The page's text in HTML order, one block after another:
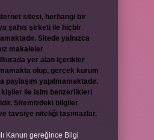
sitesi, herhangi bir
şahıs şirketi ile hiçbir
Sitede yalnızca
makaleler
Burada yer alan içerikler
olup, gerçek kurum
paylaşım yapılmamaktadır.
ile isim benzerlikleri
Sitemizdeki bilgiler
tavsiye niteliği taşımazlar.
Kanun gereğince Bilgi